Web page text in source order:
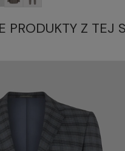
PRODUKTY Z TEJ